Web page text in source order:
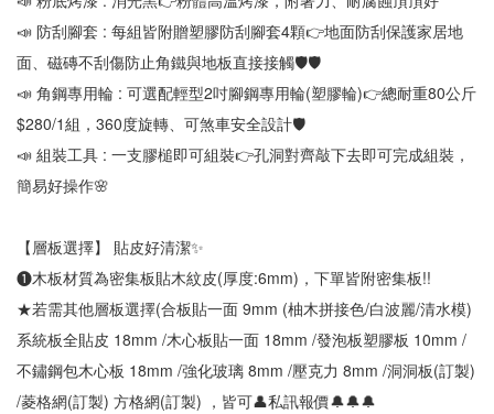
📣 防刮腳套 : 每組皆附贈塑膠防刮腳套4顆👉地面防刮保護家居地
面、磁磚不刮傷防止角鐵與地板直接接觸🛡🛡
📣 角鋼專用輪 : 可選配輕型2吋腳鋼專用輪(塑膠輪)👉總耐重80公斤
$280/1組，360度旋轉、可煞車安全設計🛡
📣 組裝工具 : 一支膠槌即可組裝👉孔洞對齊敲下去即可完成組裝，
簡易好操作🌸
【層板選擇】 貼皮好清潔✨
❶木板材質為密集板貼木紋皮(厚度:6mm)，下單皆附密集板!!
★若需其他層板選擇(合板貼一面 9mm (柚木拼接色/白波麗/清水模)
系統板全貼皮 18mm /木心板貼一面 18mm /發泡板塑膠板 10mm /
不鏽鋼包木心板 18mm /強化玻璃 8mm /壓克力 8mm /洞洞板(訂製)
/菱格網(訂製) 方格網(訂製) ，皆可👤私訊報價🔔🔔🔔